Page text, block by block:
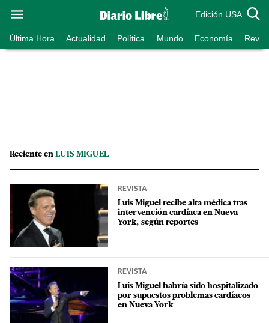
Edición USA
Última Hora Actualidad Política Mundo Economía
Reciente en LUIS MIGUEL
REVISTA
Luis Miguel recibe alta médica tras
intervención cardíaca en Nueva
York, según reportes
REVISTA
Luis Miguel habría sido hospitalizado
por supuestos problemas cardíacos
en Nueva York